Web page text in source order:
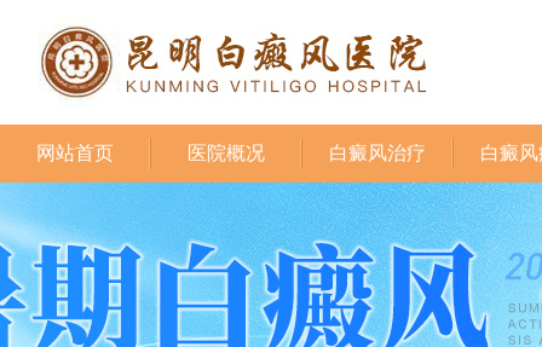
网站首页 医院概况 白癜风治疗 白癜